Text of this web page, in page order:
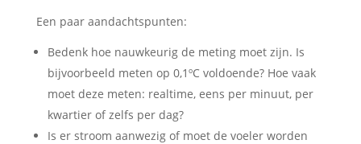
Een paar aandachtspunten:
Bedenk hoe nauwkeurig de meting moet zijn. Is
bijvoorbeeld meten op 0,1ºC voldoende? Hoe vaak
moet deze meten: realtime, eens per minuut, per
kwartier of zelfs per dag?
Is er stroom aanwezig of moet de voeler worden